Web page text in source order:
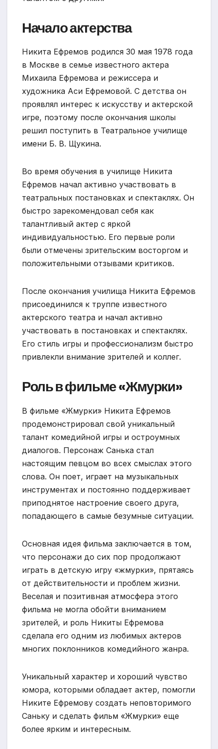
Начало актерства
Никита Ефремов родился 30 мая 1978 года
в Москве в семье известного актера
Михаила Ефремова и режиссера и
художника Аси Ефремовой. С детства он
проявлял интерес к искусству и актерской
игре, поэтому после окончания школы
решил поступить в Театральное училище
имени Б. В. Щукина.
Во время обучения в училище Никита
Ефремов начал активно участвовать в
театральных постановках и спектаклях. Он
быстро зарекомендовал себя как
талантливый актер с яркой
индивидуальностью. Его первые роли
были отмечены зрительским восторгом и
положительными отзывами критиков.
После окончания училища Никита Ефремов
присоединился к труппе известного
актерского театра и начал активно
участвовать в постановках и спектаклях.
Его стиль игры и профессионализм быстро
привлекли внимание зрителей и коллег.
Роль в фильме «Жмурки»
В фильме «Жмурки» Никита Ефремов
продемонстрировал свой уникальный
талант комедийной игры и остроумных
диалогов. Персонаж Санька стал
настоящим певцом во всех смыслах этого
слова. Он поет, играет на музыкальных
инструментах и постоянно поддерживает
приподнятое настроение своего друга,
попадающего в самые безумные ситуации.
Основная идея фильма заключается в том,
что персонажи до сих пор продолжают
играть в детскую игру «жмурки», прятаясь
от действительности и проблем жизни.
Веселая и позитивная атмосфера этого
фильма не могла обойти вниманием
зрителей, и роль Никиты Ефремова
сделала его одним из любимых актеров
многих поклонников комедийного жанра.
Уникальный характер и хороший чувство
юмора, которыми обладает актер, помогли
Никите Ефремову создать неповторимого
Саньку и сделать фильм «Жмурки» еще
более ярким и интересным.